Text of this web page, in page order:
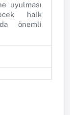
uyulması
halk
önemli